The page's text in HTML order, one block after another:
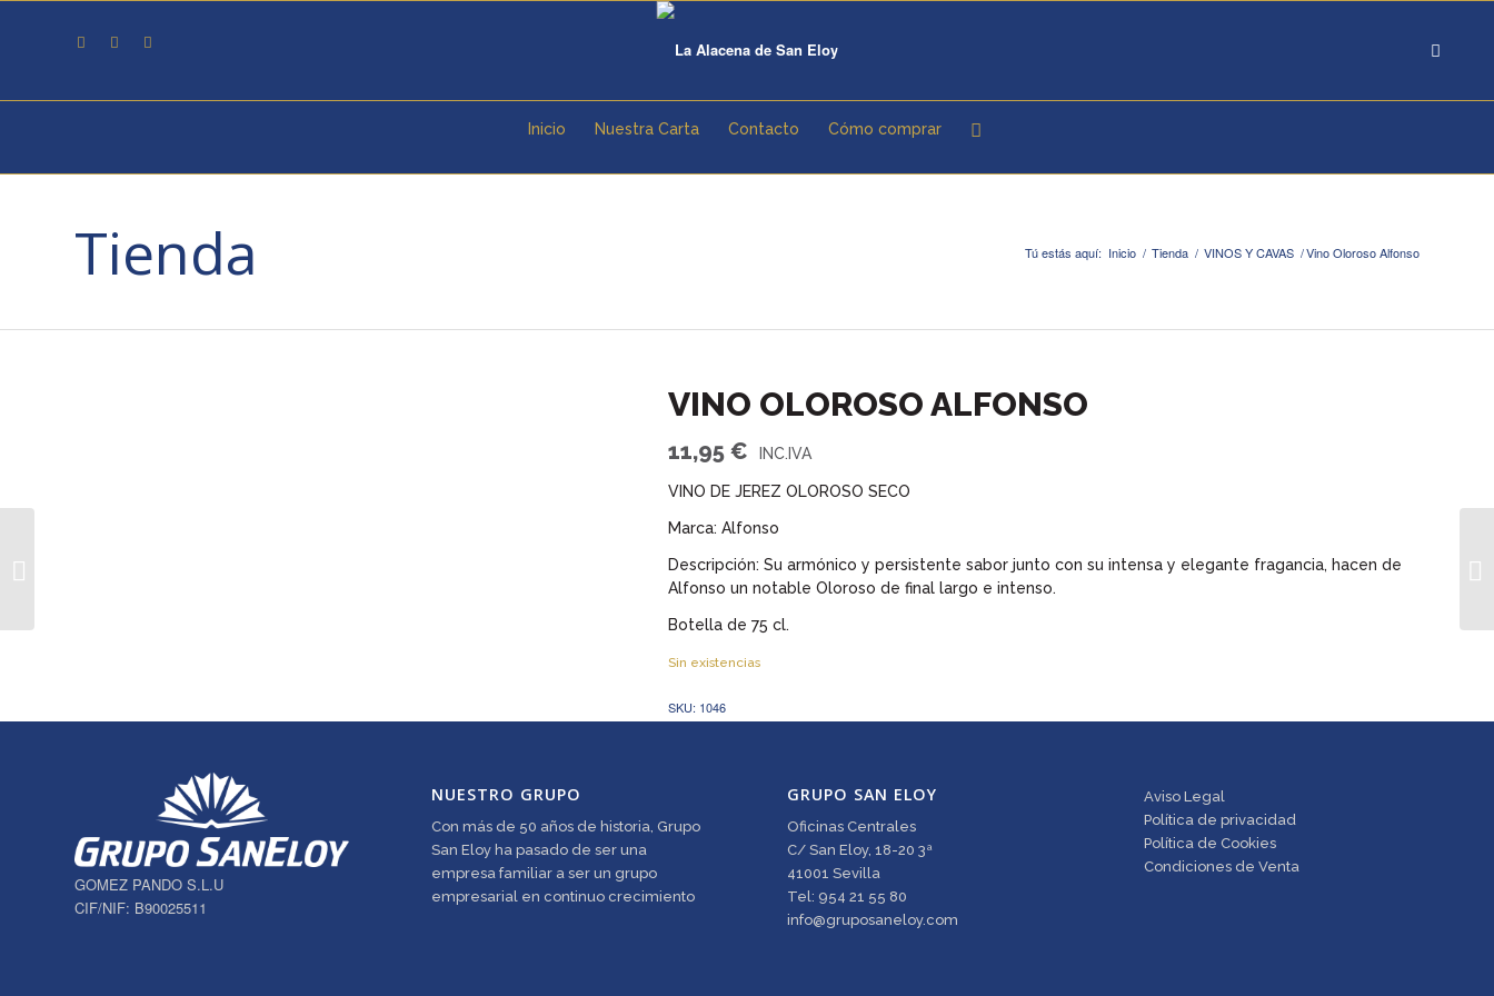
Inicio Nuestra Carta Contacto Cómo comprar
Tienda Tú estás aquí: Inicio / Tienda / VINOS Y CAVAS /Vino Oloroso Alfonso
VINO OLOROSO ALFONSO
11,95 €
VINO DE JEREZ OLOROSO SECO
Marca: Alfonso
Descripción: Su armónico y persistente sabor junto con su intensa y elegante fragancia, hacen de
Alfonso un notable Oloroso de final largo e intenso.
Botella de 75 cl.
Sin existencias
SKU: 1046
GOMEZ PANDO S.L.U
CIF/NIF: B90025511
NUESTRO GRUPO
Con más de 50 años de historia, Grupo
San Eloy ha pasado de ser una
empresa familiar a ser un grupo
empresarial en continuo crecimiento
GRUPO SAN ELOY
Oficinas Centrales
C/ San Eloy, 18-20 3ª
41001 Sevilla
Tel: 954 21 55 80
info@gruposaneloy.com
Aviso Legal
Política de privacidad
Política de Cookies
Condiciones de Venta